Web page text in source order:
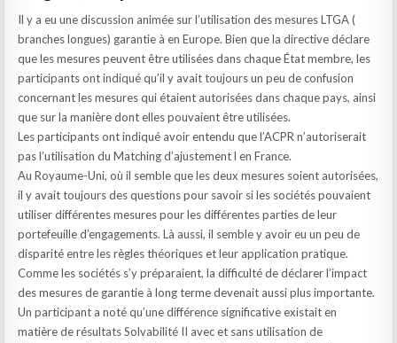
Il y a eu une discussion animée sur l’utilisation des mesures LTGA (
branches longues) garantie à en Europe. Bien que la directive déclare
que les mesures peuvent être utilisées dans chaque État membre, les
participants ont indiqué qu’il y avait toujours un peu de confusion
concernant les mesures qui étaient autorisées dans chaque pays, ainsi
que sur la manière dont elles pouvaient être utilisées.
Les participants ont indiqué avoir entendu que l’ACPR n’autoriserait
pas l’utilisation du Matching d’ajustement l en France.
Au Royaume-Uni, où il semble que les deux mesures soient autorisées,
il y avait toujours des questions pour savoir si les sociétés pouvaient
utiliser différentes mesures pour les différentes parties de leur
portefeuille d’engagements. Là aussi, il semble y avoir eu un peu de
disparité entre les règles théoriques et leur application pratique.
Comme les sociétés s’y préparaient, la difficulté de déclarer l’impact
des mesures de garantie à long terme devenait aussi plus importante.
Un participant a noté qu’une différence significative existait en
matière de résultats Solvabilité II avec et sans utilisation de